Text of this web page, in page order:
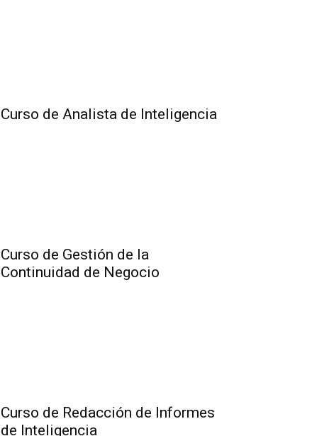
Curso de Analista de Inteligencia
Curso de Gestión de la
Continuidad de Negocio
Curso de Redacción de Informes
de Inteligencia